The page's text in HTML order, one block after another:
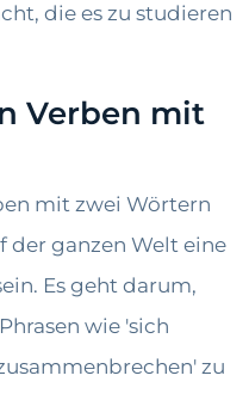
die es zu studieren
Verben mit
mit zwei Wörtern
der ganzen Welt eine
Es geht darum,
wie 'sich
zu